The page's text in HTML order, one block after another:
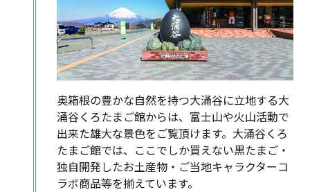
奥箱根の豊かな自然を持つ大涌谷に立地する大
涌谷くろたまご館からは、富士山や火山活動で
出来た雄大な景色をご覧頂けます。大涌谷くろ
たまご館では、ここでしか買えない黒たまご・
独自開発したお土産物・ご当地キャラクターコ
ラボ商品等を揃えています。